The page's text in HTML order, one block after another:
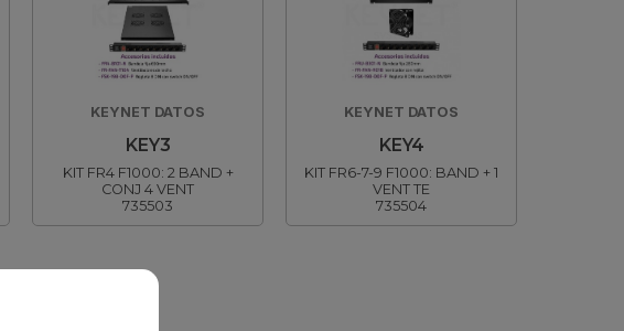
KEYNET DATOS
KEY3
KIT FR4 F1000: 2 BAND +
CONJ 4 VENT
735503
KEYNET DATOS
KEY4
KIT FR6-7-9 F1000: BAND + 1
VENT TE
735504